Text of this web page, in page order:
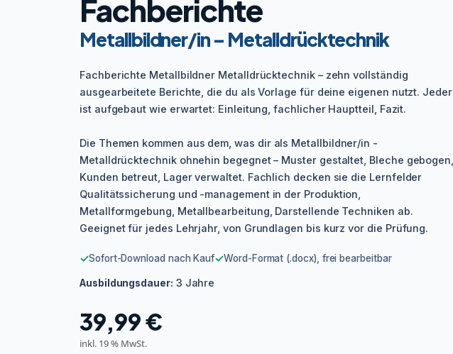
Fachberichte
Metallbildner/in – Metalldrücktechnik
Fachberichte Metallbildner Metalldrücktechnik – zehn vollständig
ausgearbeitete Berichte, die du als Vorlage für deine eigenen nutzt. Jeder
ist aufgebaut wie erwartet: Einleitung, fachlicher Hauptteil, Fazit.
Die Themen kommen aus dem, was dir als Metallbildner/in -
Metalldrücktechnik ohnehin begegnet – Muster gestaltet, Bleche gebogen,
Kunden betreut, Lager verwaltet. Fachlich decken sie die Lernfelder
Qualitätssicherung und -management in der Produktion,
Metallformgebung, Metallbearbeitung, Darstellende Techniken ab.
Geeignet für jedes Lehrjahr, von Grundlagen bis kurz vor die Prüfung.
✓Sofort-Download nach Kauf✓Word-Format (.docx), frei bearbeitbar
Ausbildungsdauer: 3 Jahre
39,99€
inkl. 19 % MwSt.